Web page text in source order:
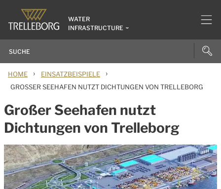
WATER
INFRASTRUCTURE
HOME › EINSATZBEISPIELE ›
GROSSER SEEHAFEN NUTZT DICHTUNGEN VON TRELLEBORG
Großer Seehafen nutzt
Dichtungen von Trelleborg